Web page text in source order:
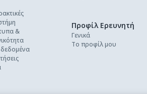
&
Προφίλ Ερευνητή
Γενικά
Το προφίλ μου